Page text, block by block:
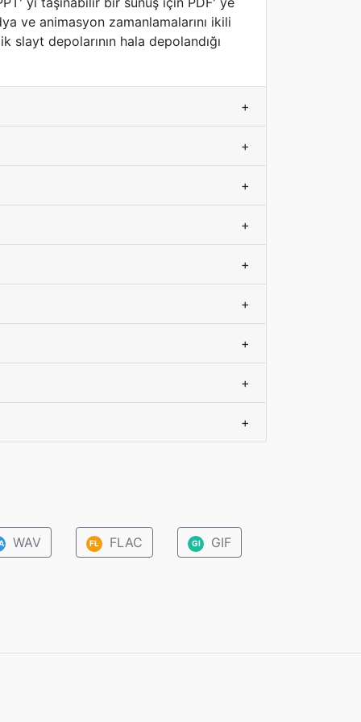
ve animasyon zamanlamalarını ikili
slayt depolarının hala depolandığı
+
+
+
+
+
+
+
+
+
WAV FL FLAC GI GIF